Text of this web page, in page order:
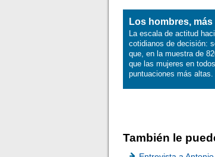
Los hombres,
La escala de actitud
cotidianos de decisión:
que, en la muestra de
que las mujeres en
puntuaciones más altas.
También le